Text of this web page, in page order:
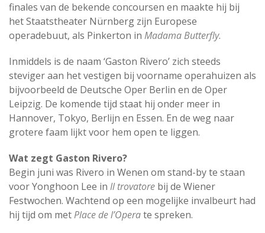
finales van de bekende concoursen en maakte hij bij
het Staatstheater Nürnberg zijn Europese
operadebuut, als Pinkerton in Madama Butterfly.
Inmiddels is de naam ‘Gaston Rivero’ zich steeds
steviger aan het vestigen bij voorname operahuizen als
bijvoorbeeld de Deutsche Oper Berlin en de Oper
Leipzig. De komende tijd staat hij onder meer in
Hannover, Tokyo, Berlijn en Essen. En de weg naar
grotere faam lijkt voor hem open te liggen.
Wat zegt Gaston Rivero?
Begin juni was Rivero in Wenen om stand-by te staan
voor Yonghoon Lee in Il trovatore bij de Wiener
Festwochen. Wachtend op een mogelijke invalbeurt had
hij tijd om metPlace de l’Operate spreken.